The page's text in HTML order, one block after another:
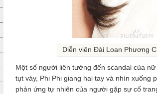
Diễn viên Đài Loan Phương
Một số người liên tưởng đến scandal của
tụt váy, Phi Phi giang hai tay và nhìn
phản ứng tự nhiên của người gặp sự cố